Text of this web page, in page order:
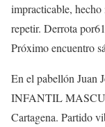
impracticable, hecho
repetir. Derrota
Próximo encuentro
En el pabellón Juan
INFANTIL
Cartagena. Partido